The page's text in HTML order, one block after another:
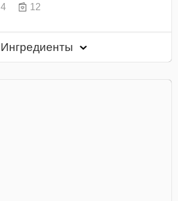
4 12
Ингредиенты